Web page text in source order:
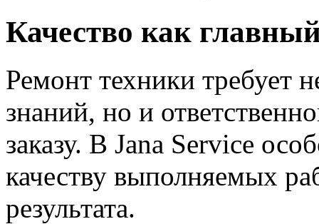
Качество как
Ремонт техники требует
знаний, но и
заказу. В Jana Service
качеству выполняемых
результата.